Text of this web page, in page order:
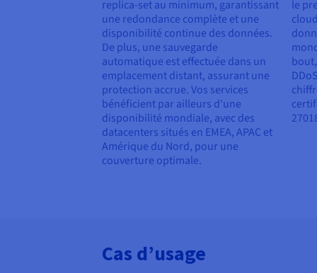
replica-set au minimum, garantissant
une redondance complète et une
disponibilité continue des données.
De plus, une sauvegarde
automatique est effectuée dans un
emplacement distant, assurant une
protection accrue. Vos services
bénéficient par ailleurs d'une
disponibilité mondiale, avec des
datacenters situés en EMEA, APAC et
Amérique du Nord, pour une
couverture optimale.
le
Cas d’usage